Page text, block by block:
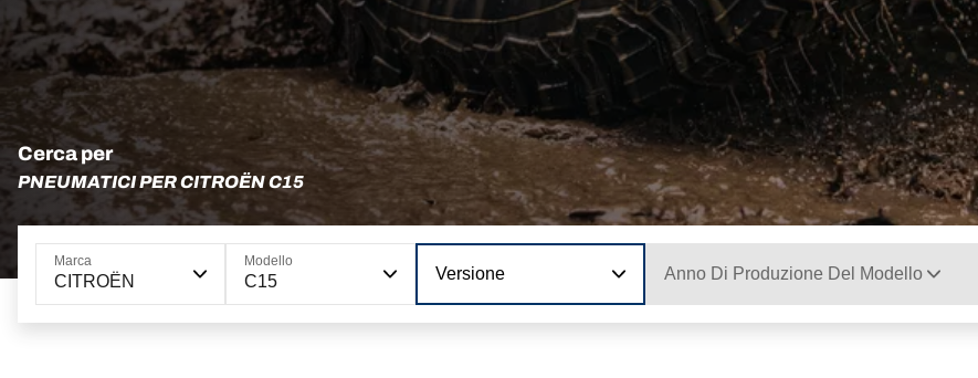
Cerca per
PNEUMATICI PER CITROËN C15
Marca
CITROËN
Modello
C15 Versione Anno Di Produzione Del Modello